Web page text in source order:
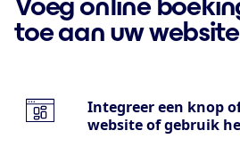
toe aan uw website
Integreer een knop
website of gebruik